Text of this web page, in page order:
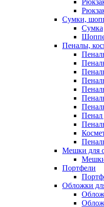
Сумки,
Сумка
Пеналы,
Пенал
Мешки для
Портфели
Обложки